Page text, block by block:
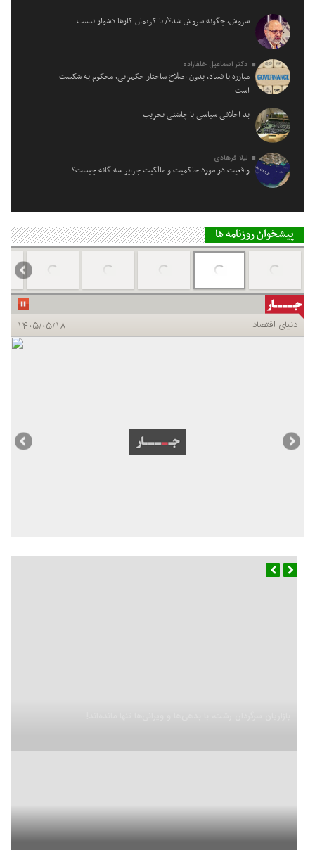
سروش، چگونه سروش شد؟/ با کریمان کارها دشوار نیست…
دکتر اسماعیل خلفازاده
مبارزه با فساد، بدون اصلاح ساختار حکمرانی، محکوم به شکست
است
بد اخلاقی سیاسی با چاشنی تخریب
لیلا فرهادی
واقعیت در مورد حاکمیت و مالکیت جزایر سه گانه چیست؟
پیشخوان روزنامه ها